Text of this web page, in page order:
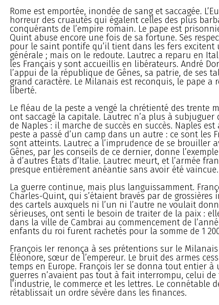
Rome est emportée, inondée de sang et saccagée.
horreur des cruautés qui égalent celles des plus
conquérants de l’empire romain. Le pape est
Quint abuse encore une fois de sa fortune. Ses
pour le saint pontife qu’il tient dans les fers
générale ; mais on le redoute. Lautrec a reparu en
les Français y sont accueillis en libérateurs. André
l’appui de la république de Gênes, sa patrie, de ses
grand caractère. Le Milanais est reconquis, le pape a
liberté.
Le fléau de la peste a vengé la chrétienté des trente
ont saccagé la capitale. Lautrec n’a plus à subjuguer
de Naples : il marche de succès en succès. Naples est
peste a passé d’un camp dans un autre : ce sont les
sont atteints. Lautrec a l’imprudence de se brouiller
Gênes, par les conseils de ce dernier, donne
à d’autres États d’Italie. Lautrec meurt, et l’armée
presque entièrement anéantie sans avoir été vaincue.
La guerre continue, mais plus languissamment.
Charles-Quint, qui s’étaient bravés par de grossières
des cartels auxquels ni l’un ni l’autre ne voulait
sérieuses, ont senti le besoin de traiter de la paix :
dans la ville de Cambrai au commencement de
enfants du roi furent rachetés pour la somme de 1
François Ier renonça à ses prétentions sur le
Éléonore, sœur de l’empereur. Le bruit des armes
temps en Europe. François Ier se donna tout entier à
guerres n’avaient pas tout à fait interrompu, celui
l’industrie, le commerce et les lettres. Le connétable
rétablissait un ordre sévère dans les finances.